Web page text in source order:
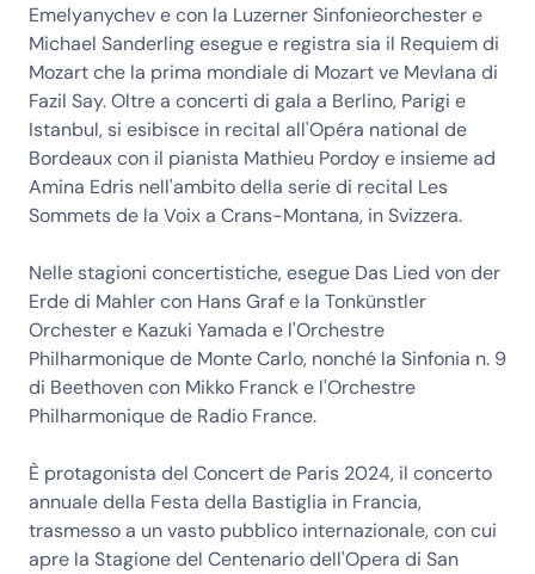
Emelyanychev e con la Luzerner Sinfonieorchester e
Michael Sanderling esegue e registra sia il Requiem di
Mozart che la prima mondiale di Mozart ve Mevlana di
Fazil Say. Oltre a concerti di gala a Berlino, Parigi e
Istanbul, si esibisce in recital all'Opéra national de
Bordeaux con il pianista Mathieu Pordoy e insieme ad
Amina Edris nell'ambito della serie di recital Les
Sommets de la Voix a Crans-Montana, in Svizzera.
Nelle stagioni concertistiche, esegue Das Lied von der
Erde di Mahler con Hans Graf e la Tonkünstler
Orchester e Kazuki Yamada e l'Orchestre
Philharmonique de Monte Carlo, nonché la Sinfonia n. 9
di Beethoven con Mikko Franck e l'Orchestre
Philharmonique de Radio France.
È protagonista del Concert de Paris 2024, il concerto
annuale della Festa della Bastiglia in Francia,
trasmesso a un vasto pubblico internazionale, con cui
apre la Stagione del Centenario dell'Opera di San